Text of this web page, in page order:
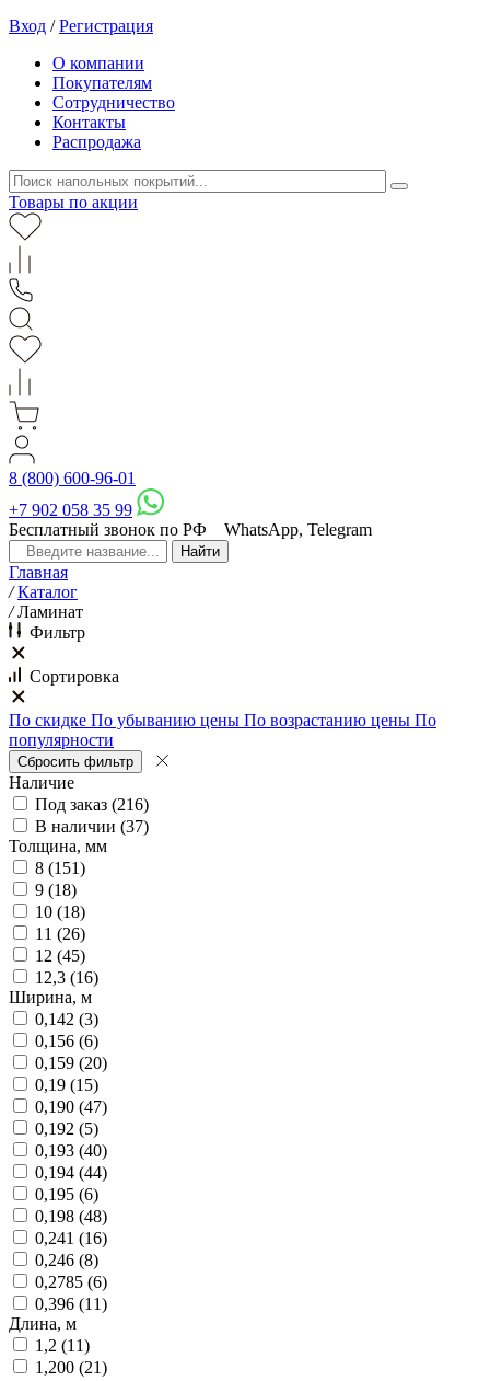
Вход /Регистрация
О компании
Покупателям
Сотрудничество
Контакты
Распродажа
Товары по акции
8 (800) 600-96-01
+7 902 058 35 99
Бесплатный звонок по РФ
WhatsApp, Telegram
Главная
/ Каталог
/ Ламинат
Фильтр
Сортировка
По скидке По убыванию цены По возрастанию цены По
популярности
Наличие
Под заказ (216)
В наличии (37)
Толщина, мм
8 (151)
9 (18)
10 (18)
11 (26)
12 (45)
12,3 (16)
Ширина, м
0,142 (3)
0,156 (6)
0,159 (20)
0,19 (15)
0,190 (47)
0,192 (5)
0,193 (40)
0,194 (44)
0,195 (6)
0,198 (48)
0,241 (16)
0,246 (8)
0,2785 (6)
0,396 (11)
Длина, м
1,2 (11)
1,200 (21)